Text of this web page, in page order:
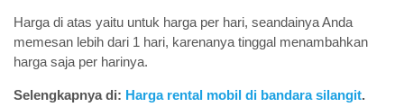
Harga di atas yaitu untuk harga per hari, seandainya Anda
memesan lebih dari 1 hari, karenanya tinggal menambahkan
harga saja per harinya.
Selengkapnya di: Harga rental mobil di bandara silangit.